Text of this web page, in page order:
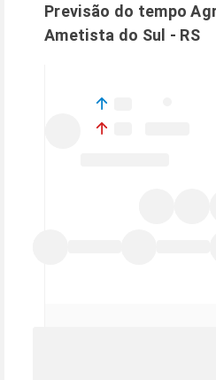
Previsão do tempo
Ametista do Sul - RS